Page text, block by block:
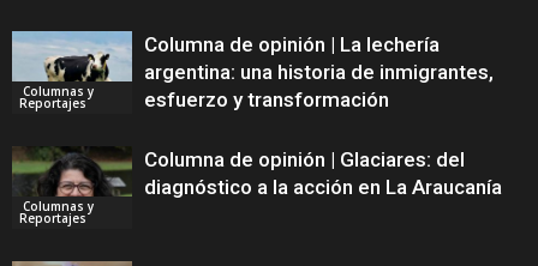
Columnas y
Reportajes
Columna de opinión | La lechería
argentina: una historia de inmigrantes,
esfuerzo y transformación
Columnas y
Reportajes
Columna de opinión | Glaciares: del
diagnóstico a la acción en La Araucanía